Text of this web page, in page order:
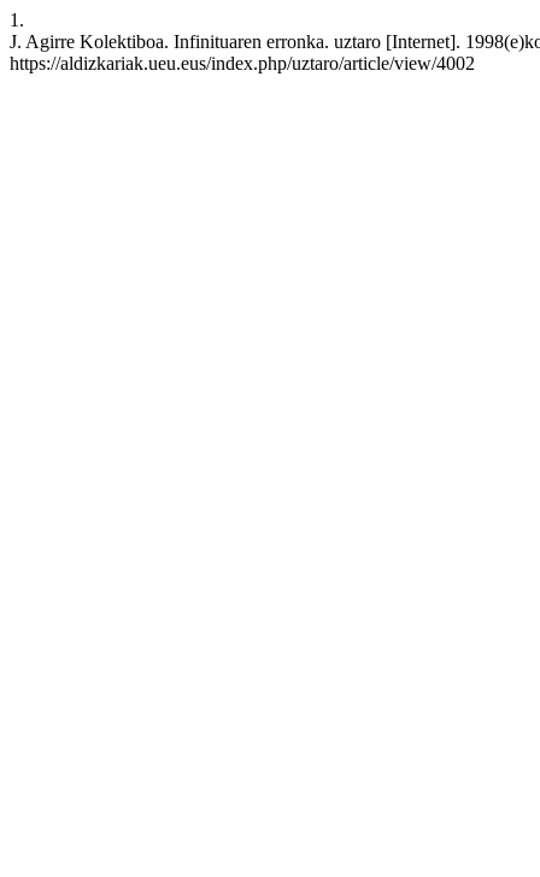
1.
J. Agirre Kolektiboa. Infinituaren erronka. uztaro [Internet].
https://aldizkariak.ueu.eus/index.php/uztaro/article/view/4002